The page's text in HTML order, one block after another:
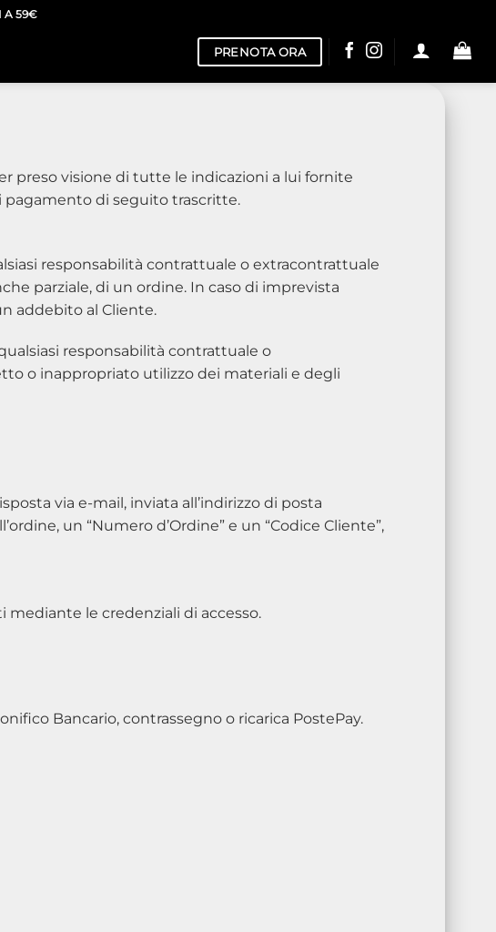
A 59€
PRENOTA ORA
preso visione di tutte le indicazioni a lui fornite
pagamento di seguito trascritte.
responsabilità contrattuale o extracontrattuale
parziale, di un ordine. In caso di imprevista
addebito al Cliente.
responsabilità contrattuale o
o inappropriato utilizzo dei materiali e degli
via e-mail, inviata all’indirizzo di posta
un “Numero d’Ordine” e un “Codice Cliente”,
le credenziali di accesso.
Bancario, contrassegno o ricarica PostePay.